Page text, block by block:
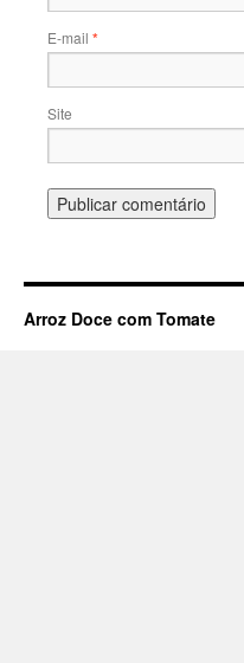
E-mail *
Site
Arroz Doce com Tomate